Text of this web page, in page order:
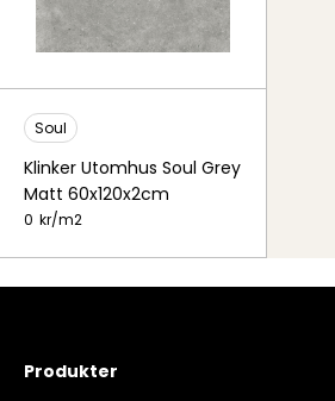
Soul
Klinker Utomhus Soul Grey
Matt 60x120x2cm
0 kr/m2
Produkter